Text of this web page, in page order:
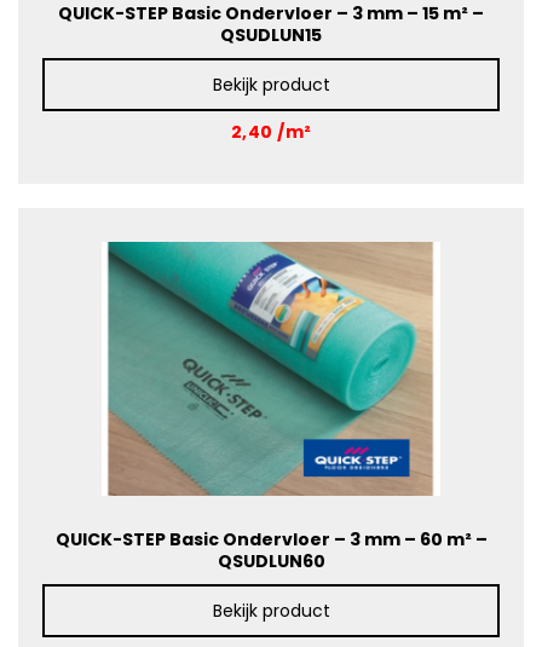
QUICK-STEP Basic Ondervloer – 3 mm – 15 m² –
QSUDLUN15
Bekijk product
2,40 /m²
QUICK-STEP Basic Ondervloer – 3 mm – 60 m² –
QSUDLUN60
Bekijk product